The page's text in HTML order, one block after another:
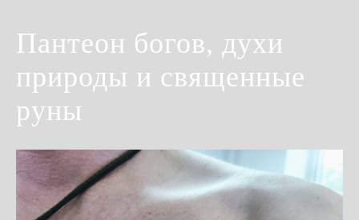
Пантеон богов, духи
природы и священные
руны